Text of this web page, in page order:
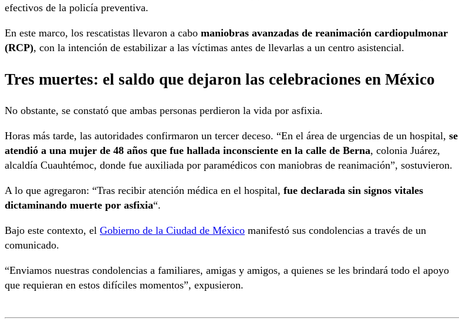
efectivos de la policía preventiva.
En este marco, los rescatistas llevaron a cabo maniobras avanzadas de reanimación cardiopulmonar
(RCP), con la intención de estabilizar a las víctimas antes de llevarlas a un centro asistencial.
Tres muertes: el saldo que dejaron las celebraciones en México
No obstante, se constató que ambas personas perdieron la vida por asfixia.
Horas más tarde, las autoridades confirmaron un tercer deceso. “En el área de urgencias de un hospital, se
atendió a una mujer de 48 años que fue hallada inconsciente en la calle de Berna, colonia Juárez,
alcaldía Cuauhtémoc, donde fue auxiliada por paramédicos con maniobras de reanimación”, sostuvieron.
A lo que agregaron: “Tras recibir atención médica en el hospital, fue declarada sin signos vitales
dictaminando muerte por asfixia“.
Bajo este contexto, el Gobierno de la Ciudad de México manifestó sus condolencias a través de un
comunicado.
“Enviamos nuestras condolencias a familiares, amigas y amigos, a quienes se les brindará todo el apoyo
que requieran en estos difíciles momentos”, expusieron.